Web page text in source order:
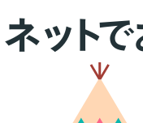
ネッ トで